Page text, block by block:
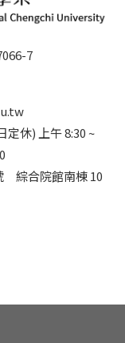
7
定休) 上午 8:30 ~
綜合院館南棟 10